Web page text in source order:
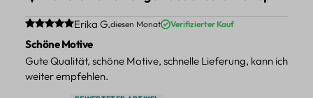
Durchschnittliche Bewertung von 5 von 5 Sternen
Erika G.diesen Monat Verifizierter Kauf
Schöne Motive
Gute Qualität, schöne Motive, schnelle Lieferung, kann ich
weiter empfehlen.